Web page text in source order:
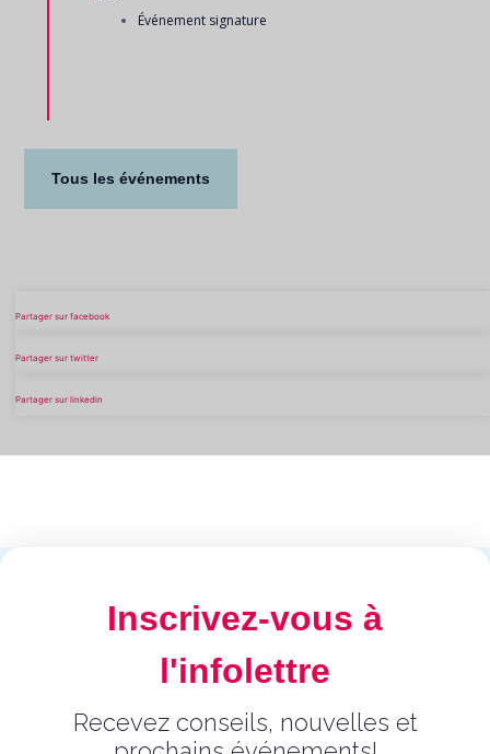
Événement signature
Tous les événements
Partager sur facebook
Partager sur twitter
Partager sur linkedin
Inscrivez-vous à
l'infolettre
Recevez conseils, nouvelles et